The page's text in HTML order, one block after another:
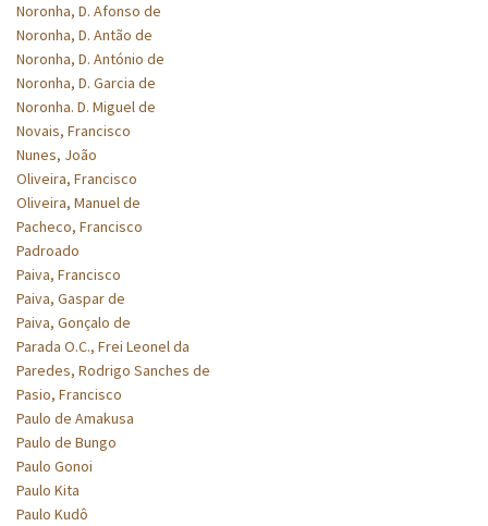
Noronha, D. Afonso de
Noronha, D. Antão de
Noronha, D. António de
Noronha, D. Garcia de
Noronha. D. Miguel de
Novais, Francisco
Nunes, João
Oliveira, Francisco
Oliveira, Manuel de
Pacheco, Francisco
Padroado
Paiva, Francisco
Paiva, Gaspar de
Paiva, Gonçalo de
Parada O.C., Frei Leonel da
Paredes, Rodrigo Sanches de
Pasio, Francisco
Paulo de Amakusa
Paulo de Bungo
Paulo Gonoi
Paulo Kita
Paulo Kudô